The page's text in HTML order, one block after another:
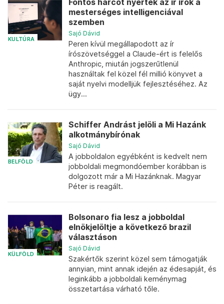
KULTÚRA
Fontos harcot nyertek az ír írók a
mesterséges intelligenciával
szemben
Sajó Dávid
Peren kívül megállapodott az ír
írószövetséggel a Claude-ért is felelős
Anthropic, miután jogszerűtlenül
használtak fel közel fél millió könyvet a
saját nyelvi modelljük fejlesztéséhez. Az
ügy...
BELFÖLD
Schiffer Andrást jelöli a Mi Hazánk
alkotmánybírónak
Sajó Dávid
A jobboldalon egyébként is kedvelt nem
jobboldali megmondóember korábban is
dolgozott már a Mi Hazánknak. Magyar
Péter is reagált.
KÜLFÖLD
Bolsonaro fia lesz a jobboldal
elnökjelöltje a következő brazil
választáson
Sajó Dávid
Szakértők szerint közel sem támogatják
annyian, mint annak idején az édesapját, és
leginkább a jobboldali keménymag
összetartása várható tőle.